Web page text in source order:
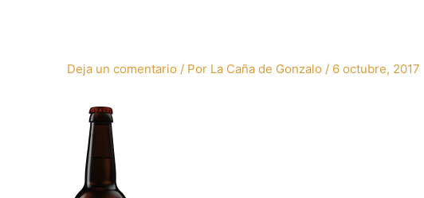
Deja un comentario / Por La Caña de Gonzalo / 6 octubre, 2017